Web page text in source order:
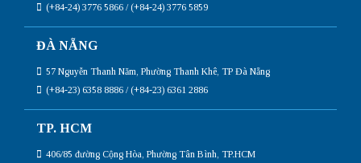
(+84-24) 3776 5866 / (+84-24) 3776 5859
ĐÀ NẴNG
57 Nguyễn Thanh Năm, Phường Thanh Khê, TP Đà Nẵng
(+84-23) 6358 8886 / (+84-23) 6361 2886
TP. HCM
406/85 đường Cộng Hòa, Phường Tân Bình, TP.HCM